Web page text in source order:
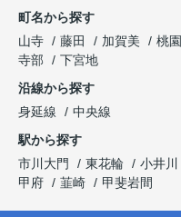
町名から探す
山寺
藤田 加賀美 桃園
寺部
下宮地
沿線から探す
身延線
中央線
駅から探す
市川大門
東花輪 小井川
甲府
韮崎 甲斐岩間